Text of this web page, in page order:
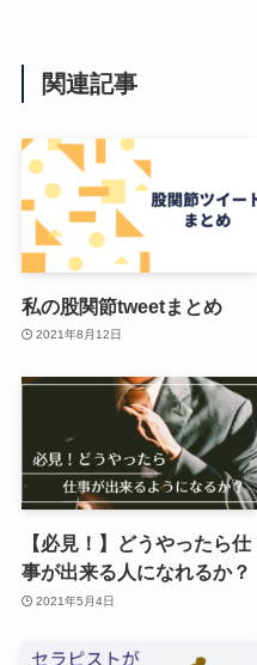
関連記事
私の股関節tweetまとめ
2021年8月12日
【必見！】どうやったら仕
事が出来る人になれるか？
2021年5月4日